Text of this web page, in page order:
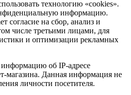
технологию «cookies».
информацию.
согласие на сбор, анализ и
числе третьими лицами, для
и оптимизации рекламных
об IP-адресе
магазина. Данная информация не
личности посетителя.